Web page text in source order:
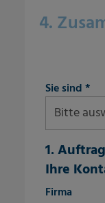
4.
Sie sind*
1.
Ihre
fieldset-7
Firma